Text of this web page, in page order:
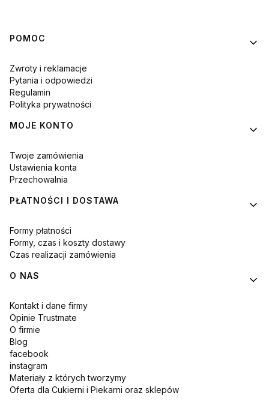
Linki w stopce
POMOC
Zwroty i reklamacje
Pytania i odpowiedzi
Regulamin
Polityka prywatności
MOJE KONTO
Twoje zamówienia
Ustawienia konta
Przechowalnia
PŁATNOŚCI I DOSTAWA
Formy płatności
Formy, czas i koszty dostawy
Czas realizacji zamówienia
O NAS
Kontakt i dane firmy
Opinie Trustmate
O firmie
Blog
facebook
instagram
Materiały z których tworzymy
Oferta dla Cukierni i Piekarni oraz sklepów